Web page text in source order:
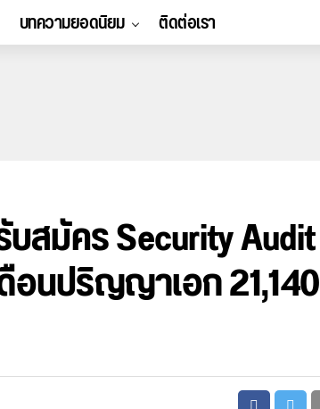
บทความยอดนิยม ติดต่อเรา
สมัคร Security Audit
อนปริญญาเอก 21,140